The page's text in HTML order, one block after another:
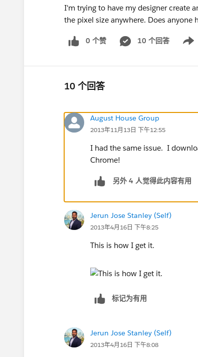
I'm trying to have my designer create
the pixel size anywhere. Does anyone
0 个赞 10 个回答
Show
10 个回答
August House Group
2013年11月13日 下午12:55
I had the same issue. I
Chrome!
另外 4 人觉得此内容有用
Jerun Jose Stanley (Self)
2013年4月16日 下午8:25
This is how I get it.
标记为有用
Jerun Jose Stanley (Self)
2013年4月16日 下午8:08